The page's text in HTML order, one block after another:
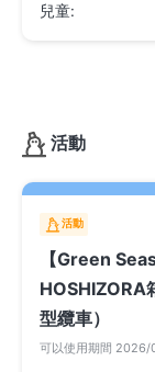
兒童:
活動
活動
【Green
HOSHIZORA
型纜車）
可以使用期間